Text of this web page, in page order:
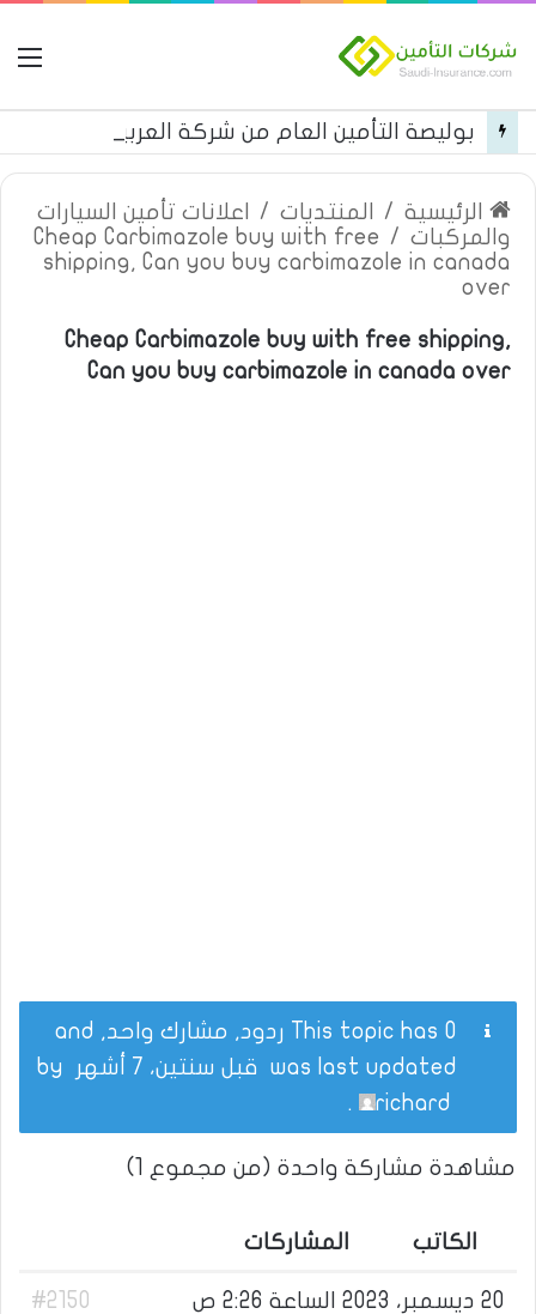
الرئيسية / المنتديات /
اعلانات تأمين السيارات
والمركبات /
Cheap Carbimazole buy with free
shipping, Can you buy carbimazole in canada
over
Cheap Carbimazole buy with free shipping,
Can you buy carbimazole in canada over
This topic has 0 ردود, مشارك واحد, and
was last updated قبل سنتين، 7 أشهر
richard
.
مشاهدة مشاركة واحدة (من مجموع 1)
الكاتب المشاركات
20 ديسمبر، 2023 الساعة 2:26 ص
#2150